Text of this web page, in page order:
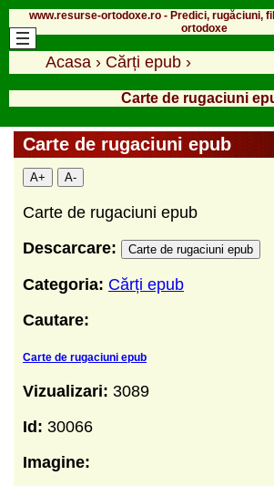
www.resurse-ortodoxe.ro - Predici, rugăciuni,
ortodoxe
Acasa › Cărți epub ›
Carte de rugaciuni
Carte de rugaciuni epub
A+ A-
Carte de rugaciuni epub
Descarcare:
Carte de rugaciuni epub
Categoria: Cărți epub
Cautare:
Carte de rugaciuni epub
Vizualizari: 3089
Id: 30066
Imagine: